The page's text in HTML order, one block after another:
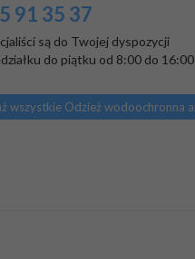
91 35 37
są do Twojej dyspozycji
do piątku od 8:00 do 16:00